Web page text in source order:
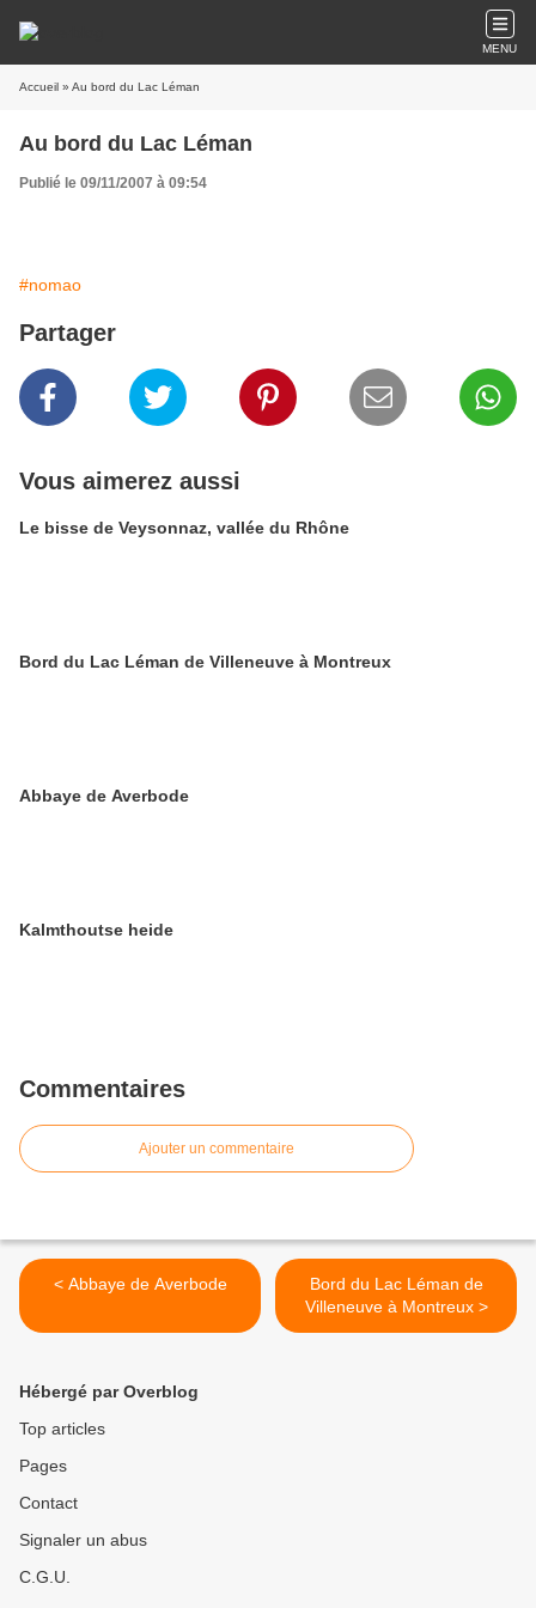
MENU
Accueil » Au bord du Lac Léman
Au bord du Lac Léman
Publié le 09/11/2007 à 09:54
#nomao
Partager
Vous aimerez aussi
Le bisse de Veysonnaz, vallée du Rhône
Bord du Lac Léman de Villeneuve à Montreux
Abbaye de Averbode
Kalmthoutse heide
Commentaires
Ajouter un commentaire
< Abbaye de Averbode
Bord du Lac Léman de
Villeneuve à Montreux >
Hébergé par Overblog
Top articles
Pages
Contact
Signaler un abus
C.G.U.